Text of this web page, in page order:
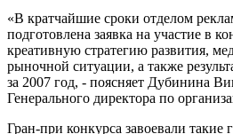
«В кратчайшие сроки отделом
подготовлена заявка на участие в
креативную стратегию развития,
рыночной ситуации, а также
за 2007 год, - поясняет Дубинина
Генерального директора по
Гран-при конкурса завоевали